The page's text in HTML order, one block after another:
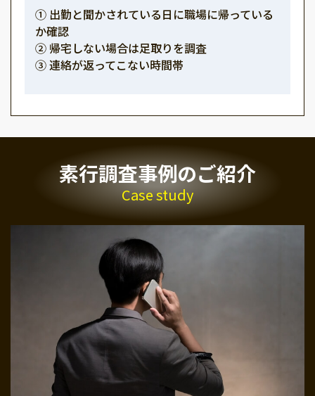
① 出勤と聞かされている日に職場に帰っている
か確認
② 帰宅しない場合は足取りを調査
③ 連絡が返ってこない時間帯
素行調査事例のご紹介
Case study